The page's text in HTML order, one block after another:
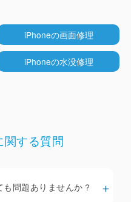
他店ではコストを下げる
く使われていますが分
ます。
機能（周囲の
常に動作することを
iPhoneの画面修理
iPhoneの水没修理
する質問
問題ありませんか？